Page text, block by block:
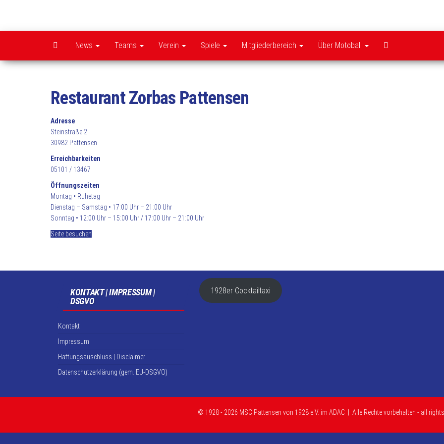
Pattensen
News Teams Verein Spiele Mitgliederbereich Über Motoball
Restaurant Zorbas Pattensen
Adresse
Steinstraße 2
30982 Pattensen
Erreichbarkeiten
05101 / 13467
Öffnungszeiten
Montag • Ruhetag
Dienstag – Samstag • 17:00 Uhr – 21:00 Uhr
Sonntag • 12:00 Uhr – 15:00 Uhr / 17:00 Uhr – 21:00 Uhr
Seite besuchen
KONTAKT | IMPRESSUM |
DSGVO
Kontakt
Impressum
Haftungsauschluss | Disclaimer
Datenschutzerklärung (gem. EU-DSGVO)
1928er Cocktailtaxi
© 1928 - 2026 MSC Pattensen von 1928 e.V. im ADAC | Alle Rechte vorbehalten - all